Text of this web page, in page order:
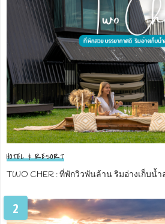
HOTEL & RESORT
TWO CHER : ที่พักวิวพันล้าน ริมอ่างเก็บน้
2